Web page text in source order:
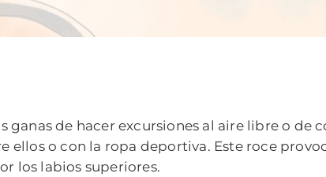
de hacer excursiones al aire libre o de
ellos o con la ropa deportiva. Este roce
los labios superiores.